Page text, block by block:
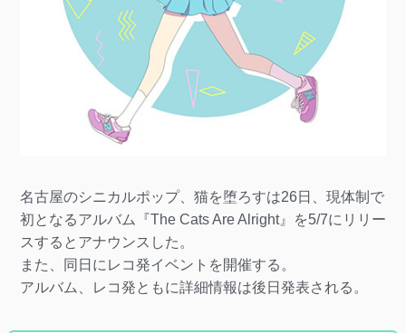
名古屋のシニカルポップ、猫を堕ろすは26日、現体制で
初となるアルバム『The Cats Are Alright』を5/7にリリー
スするとアナウンスした。
また、同日にレコ発イベントを開催する。
アルバム、レコ発ともに詳細情報は後日発表される。